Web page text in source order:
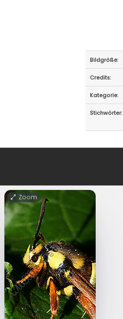
Bildgröße:
Credits:
Kategorie:
Stichwörter:
Zoom